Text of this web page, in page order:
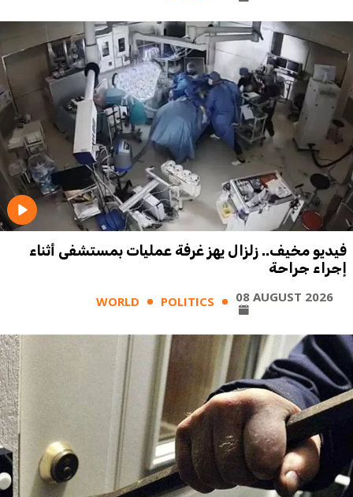
فيديو مخيف.. زلزال يهز غرفة عمليات بمستشفى أثناء
إجراء جراحة
WORLD POLITICS 08 AUGUST 2026